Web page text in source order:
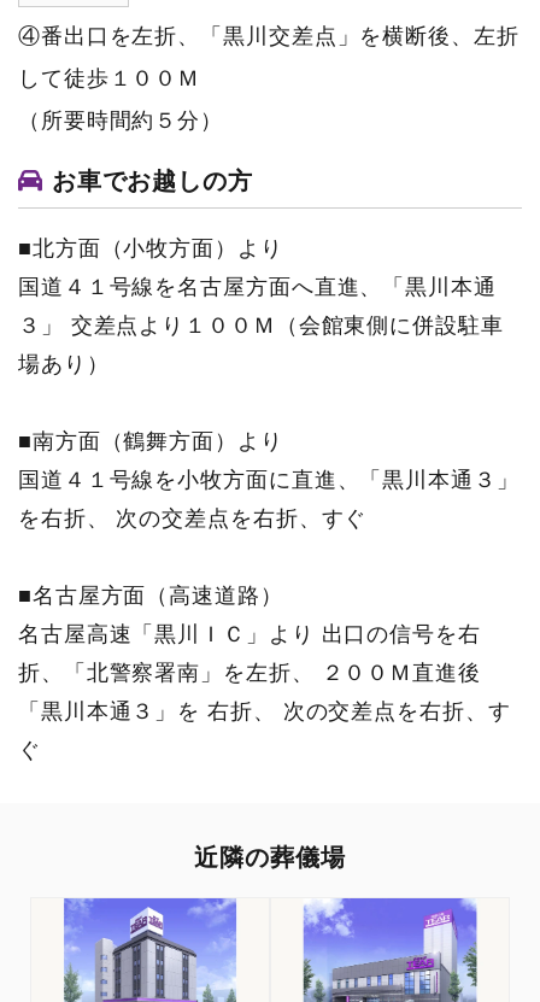
④番出口を左折、「黒川交差点」を横断後、左折
して徒歩１００Ｍ
（所要時間約５分）
お車でお越しの方
■北方面（小牧方面）より
国道４１号線を名古屋方面へ直進、「黒川本通
３」 交差点より１００Ｍ（会館東側に併設駐車
場あり）
■南方面（鶴舞方面）より
国道４１号線を小牧方面に直進、「黒川本通３」
を右折、 次の交差点を右折、すぐ
■名古屋方面（高速道路）
名古屋高速「黒川ＩＣ」より 出口の信号を右
折、「北警察署南」を左折、 ２００Ｍ直進後
「黒川本通３」を 右折、 次の交差点を右折、す
ぐ
近隣の葬儀場